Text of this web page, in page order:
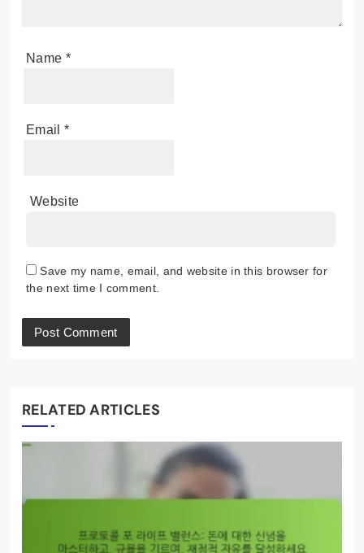
Name *
Email *
Website
Save my name, email, and website in this browser for
the next time I comment.
RELATED ARTICLES